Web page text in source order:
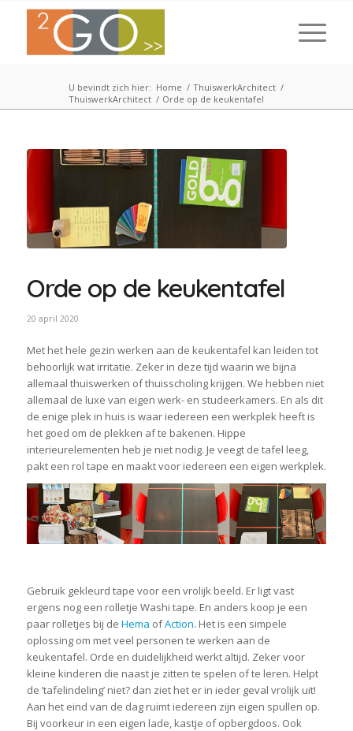
U bevindt zich hier: Home / ThuiswerkArchitect /
ThuiswerkArchitect / Orde op de keukentafel
Orde op de keukentafel
20 april 2020
Met het hele gezin werken aan de keukentafel kan leiden tot
behoorlijk wat irritatie. Zeker in deze tijd waarin we bijna
allemaal thuiswerken of thuisscholing krijgen. We hebben niet
allemaal de luxe van eigen werk- en studeerkamers. En als dit
de enige plek in huis is waar iedereen een werkplek heeft is
het goed om de plekken af te bakenen. Hippe
interieurelementen heb je niet nodig. Je veegt de tafel leeg,
pakt een rol tape en maakt voor iedereen een eigen werkplek.
Gebruik gekleurd tape voor een vrolijk beeld. Er ligt vast
ergens nog een rolletje Washi tape. En anders koop je een
paar rolletjes bij de Hema ofAction. Het is een simpele
oplossing om met veel personen te werken aan de
keukentafel. Orde en duidelijkheid werkt altijd. Zeker voor
kleine kinderen die naast je zitten te spelen of te leren. Helpt
de ’tafelindeling’ niet? dan ziet het er in ieder geval vrolijk uit!
Aan het eind van de dag ruimt iedereen zijn eigen spullen op.
Bij voorkeur in een eigen lade, kastje of opbergdoos. Ook